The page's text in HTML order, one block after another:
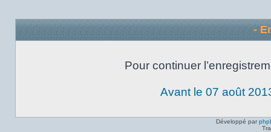
-
Pour continuer
Avant le 07 août
Développé par